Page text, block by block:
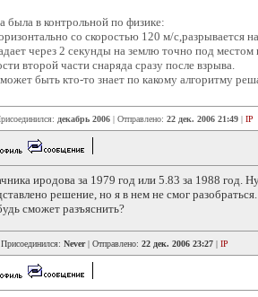
была в контрольной по физике:
со скоростью 120 м/с,разрывается
через 2 секунды на землю точно под
второй части снаряда сразу после взрыва.
быть кто-то знает по какому алгоритму
декабрь 2006 | Отправлено: 22 дек. 2006 21:49 | IP
иродова за 1979 год или 5.83 за 1988 год.
решение, но я в нем не смог
сможет разъяснить?
Never| Отправлено: 22 дек. 2006 23:27 | IP